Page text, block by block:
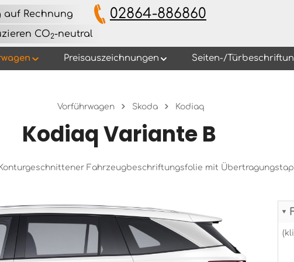
auf Rechnung 02864-886860
CO2-neutral
Preisauszeichnungen Seiten-/
Vorführwagen Skoda Kodiaq
Kodiaq Variante B
Fahrzeugbeschriftungsfolie mit